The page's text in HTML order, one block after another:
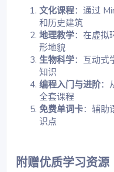
文化课程：通过
和历史建筑​
地理教学：在虚拟
形地貌​
生物科学：互动式
知识​
编程入门与进阶：
全套课程​
免费单词卡：辅助
识点​
附赠优质学习资源​